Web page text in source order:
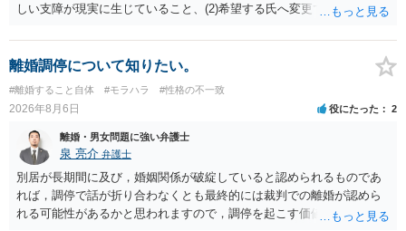
しい支障が現実に生じていること、(2)希望する氏へ変更できればその
できるかどうかがポイントです。 記録中に現れた一切の事情が判断対
象ですので、上記(1)と(2)を説明できる資料は全て（ただし理路整然
に）提出することが必要になります。「フラッシュバック」とのこと
なので、例えば、医学上確立されているPTSDの診断基準に合致した説
明とそれに沿う資料の提出が必要になってくるように思います。 精神
的・心理的な理由の氏変更は様々な意味でハードルがかなり高く、弁
護士へ依頼しても苦労することが強く予想されるところです。、もし
本人申立てをお考えであれば、医学知識はもちろん法律知識も要求さ
れますので、性急な申立てをせず、知識と資料をしっかりと揃えて、
万全の体制で申立てに臨んだ方がよいと思われます。
離婚調停について知りたい。
#離婚すること自体 #モラハラ #性格の不一致
2026年8月6日 役にたった 2
離婚・男女問題に強い弁護士
泉 亮介 弁護士
別居が長期間に及び，婚姻関係が破綻していると認められるものであ
れば，調停で話が折り合わなくとも最終的には裁判での離婚が認めら
れる可能性があるかと思われますので，調停を起こす価値はあるよう